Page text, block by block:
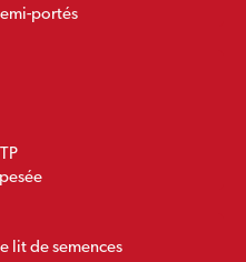
portés
lit de semences